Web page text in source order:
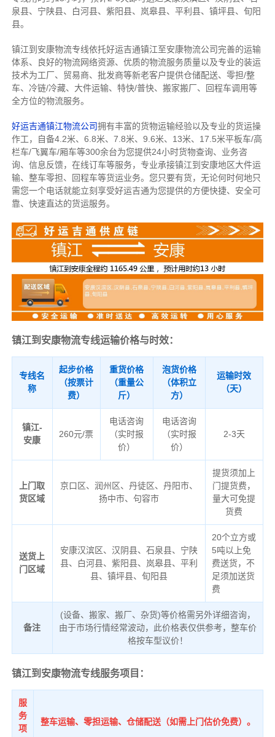
泉县、宁陕县、白河县、紫阳县、岚皋县、平利县、镇坪县、旬阳
县。
镇江到安康物流专线依托好运吉通镇江至安康物流公司完善的运输
体系、良好的物流网络资源、优质的物流服务质量以及专业的装运
技术为工厂、贸易商、批发商等新老客户提供仓储配送、零担/整
车、冷链/冷藏、大件运输、特快/普快、搬家搬厂、回程车调用等
全方位的物流服务。
好运吉通镇江物流公司拥有丰富的货物运输经验以及专业的货运操
作工，自备4.2米、6.8米、7.8米、9.6米、13米、17.5米平板车/高
栏车/飞翼车/厢车等300余台为您提供24小时货物查询、业务咨
询、信息反馈，在线订车等服务， 专业承接镇江到安康地区大件运
输、整车零担、回程车等货运业务。 您只要有货，无论何时何地只
需您一个电话就能立刻享受好运吉通为您提供的方便快捷、安全可
靠、快速直达的货运服务。
镇江到安康物流专线运输价格与时效：
专线名
称
起步价格
（按票计
费）
重货价格
（重量公
斤）
泡货价格
（体积立
方）
运输时效
（天）
镇江-
安康
260元/票
电话咨询
（实时报
价）
电话咨询
（实时报
价）
2-3天
上门取
货区域
京口区、润州区、丹徒区、丹阳市、
扬中市、句容市
提货须加上
门提货费，
量大可免提
货费
送货上
门区域
安康汉滨区、汉阴县、石泉县、宁陕
县、白河县、紫阳县、岚皋县、平利
县、镇坪县、旬阳县
20个立方或
5吨以上免
费送货，不
足须加送货
费
备注
(设备、搬家、搬厂、杂货)等价格需另外详细咨询，
由于市场行情经常波动，此价格表仅供参考，整车价
格按车型议价！
镇江到安康物流专线服务项目：
服
务
项
整车运输、零担运输、仓储配送（如需上门估价免费）。